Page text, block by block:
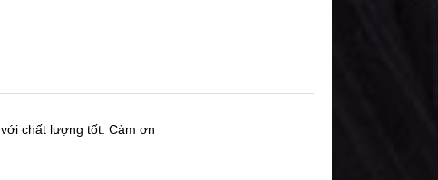
với chất lượng tốt. Cảm ơn